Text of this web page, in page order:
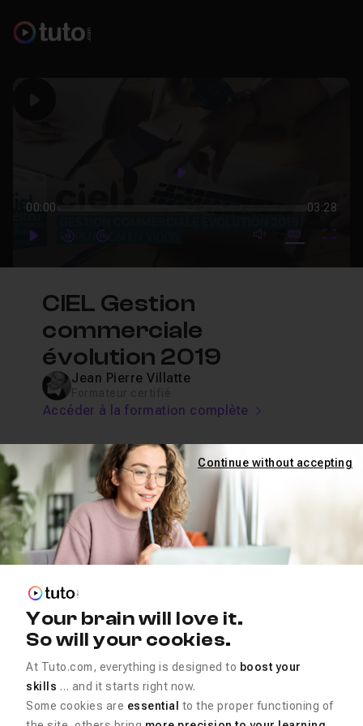
Play
00:00 03:28
PlayForwardForward mute video
Subtitles
CIEL Gestion
commerciale
évolution 2019
Jean Pierre Villatte
Accéder à la formation complète